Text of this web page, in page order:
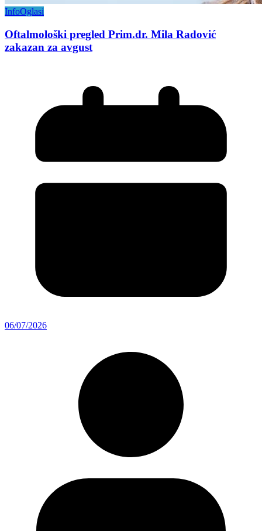
InfoOglasi
Oftalmološki pregled Prim.dr. Mila Radović
zakazan za avgust
06/07/2026